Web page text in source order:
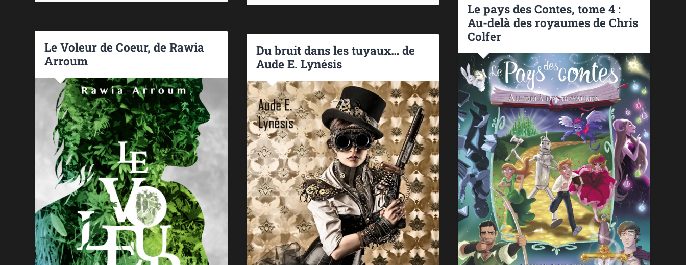
Le pays des Contes, tome 4 :
Au-delà des royaumes de Chris
Colfer
Le Voleur de Coeur, de Rawia
Arroum
Du bruit dans les tuyaux… de
Aude E. Lynésis